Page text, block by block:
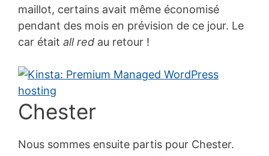
maillot, certains avait même économisé
pendant des mois en prévision de ce jour. Le
car était all red au retour !
Chester
Nous sommes ensuite partis pour Chester.